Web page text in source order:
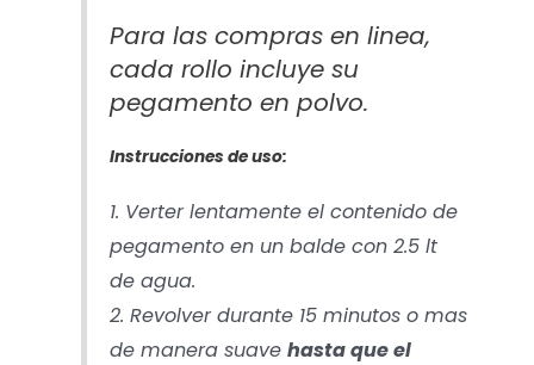
Para las compras en linea,
cada rollo incluye su
pegamento en polvo.
Instrucciones de uso:
1. Verter lentamente el contenido de
pegamento en un balde con 2.5 lt
de agua.
2. Revolver durante 15 minutos o mas
de manera suavehasta que el